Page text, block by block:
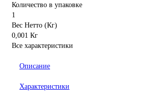
Количество в упаковке
1
Вес Нетто (Кг)
0,001 Кг
Все характеристики
Описание
Характеристики